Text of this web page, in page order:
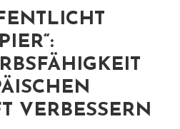
VERBESSERN